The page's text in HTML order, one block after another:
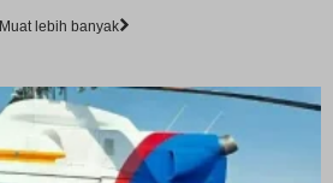
Muat lebih banyak